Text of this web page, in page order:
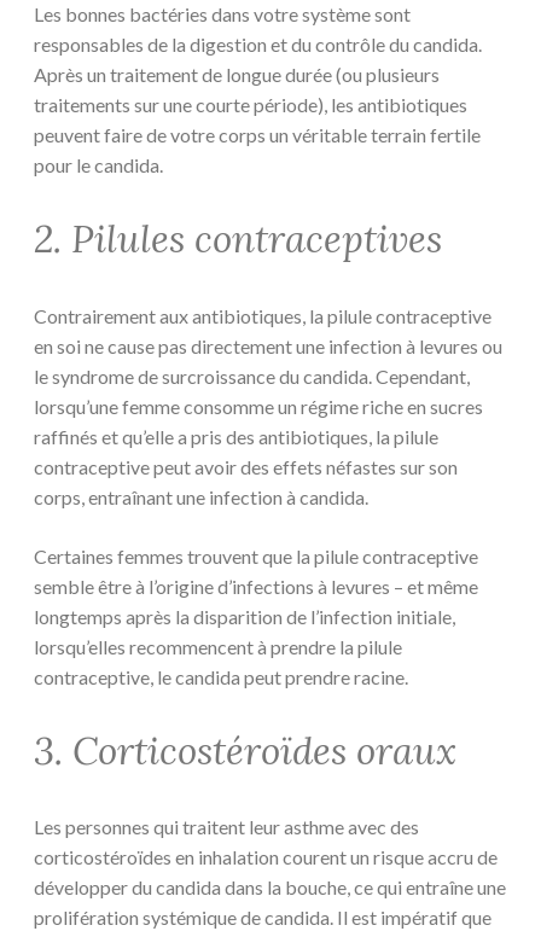
Les bonnes bactéries dans votre système sont
responsables de la digestion et du contrôle du candida.
Après un traitement de longue durée (ou plusieurs
traitements sur une courte période), les antibiotiques
peuvent faire de votre corps un véritable terrain fertile
pour le candida.
2. Pilules contraceptives
Contrairement aux antibiotiques, la pilule contraceptive
en soi ne cause pas directement une infection à levures ou
le syndrome de surcroissance du candida. Cependant,
lorsqu’une femme consomme un régime riche en sucres
raffinés et qu’elle a pris des antibiotiques, la pilule
contraceptive peut avoir des effets néfastes sur son
corps, entraînant une infection à candida.
Certaines femmes trouvent que la pilule contraceptive
semble être à l’origine d’infections à levures – et même
longtemps après la disparition de l’infection initiale,
lorsqu’elles recommencent à prendre la pilule
contraceptive, le candida peut prendre racine.
3. Corticostéroïdes oraux
Les personnes qui traitent leur asthme avec des
corticostéroïdes en inhalation courent un risque accru de
développer du candida dans la bouche, ce qui entraîne une
prolifération systémique de candida. Il est impératif que